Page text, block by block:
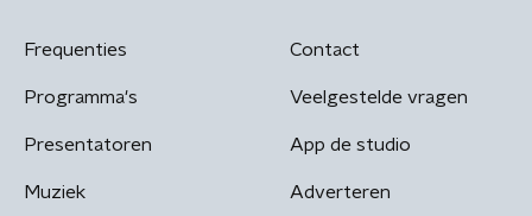
Frequenties
Programma's
Presentatoren
Muziek
Contact
Veelgestelde vragen
App de studio
Adverteren